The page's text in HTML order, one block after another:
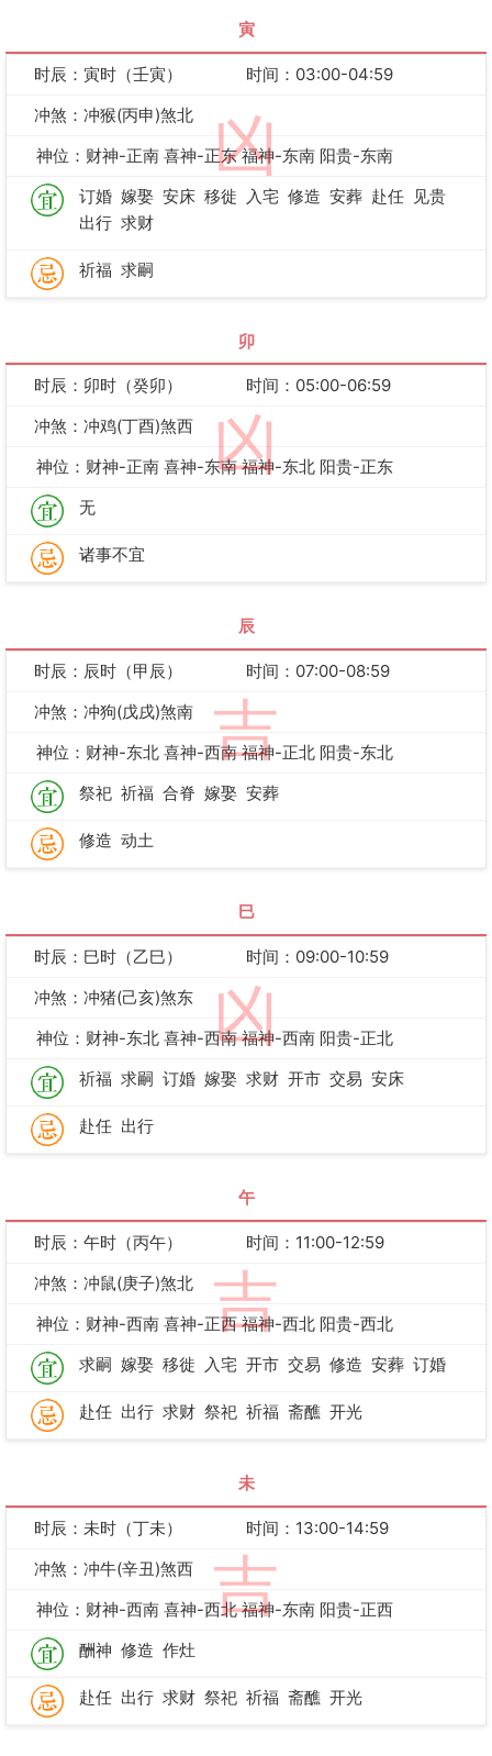
寅
凶
时辰：寅时（壬寅）
时间：03:00-04:59
冲煞：冲猴(丙申)煞北
神位：财神-正南 喜神-正东 福神-东南 阳贵-东南
订婚 嫁娶 安床 移徙 入宅 修造 安葬 赴任 见贵
出行 求财
祈福 求嗣
卯
凶
时辰：卯时（癸卯）
时间：05:00-06:59
冲煞：冲鸡(丁酉)煞西
神位：财神-正南 喜神-东南 福神-东北 阳贵-正东
无
诸事不宜
辰
吉
时辰：辰时（甲辰）
时间：07:00-08:59
冲煞：冲狗(戊戌)煞南
神位：财神-东北 喜神-西南 福神-正北 阳贵-东北
祭祀 祈福 合脊 嫁娶 安葬
修造 动土
巳
凶
时辰：巳时（乙巳）
时间：09:00-10:59
冲煞：冲猪(己亥)煞东
神位：财神-东北 喜神-西南 福神-西南 阳贵-正北
祈福 求嗣 订婚 嫁娶 求财 开市 交易 安床
赴任 出行
午
吉
时辰：午时（丙午）
时间：11:00-12:59
冲煞：冲鼠(庚子)煞北
神位：财神-西南 喜神-正西 福神-西北 阳贵-西北
求嗣 嫁娶 移徙 入宅 开市 交易 修造 安葬 订婚
赴任 出行 求财 祭祀 祈福 斋醮 开光
未
吉
时辰：未时（丁未）
时间：13:00-14:59
冲煞：冲牛(辛丑)煞西
神位：财神-西南 喜神-西北 福神-东南 阳贵-正西
酬神 修造 作灶
赴任 出行 求财 祭祀 祈福 斋醮 开光